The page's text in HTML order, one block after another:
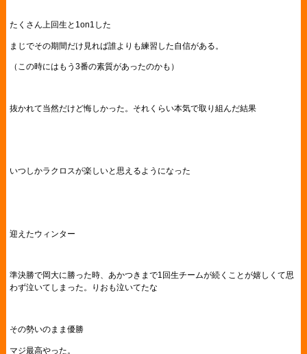
たくさん上回生と1on1した
まじでその期間だけ見れば誰よりも練習した自信がある。
（この時にはもう3番の素質があったのかも）
抜かれて当然だけど悔しかった。それくらい本気で取り組んだ結果
いつしかラクロスが楽しいと思えるようになった
迎えたウィンター
準決勝で岡大に勝った時、あかつきまで1回生チームが続くことが嬉しくて思
わず泣いてしまった。りおも泣いてたな
その勢いのまま優勝
マジ最高やった。